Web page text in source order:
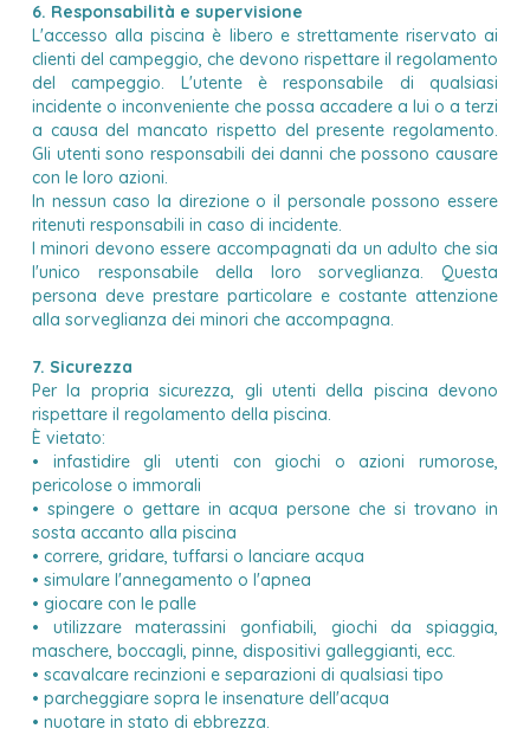
6. Responsabilità e supervisione
L'accesso alla piscina è libero e strettamente riservato ai
clienti del campeggio, che devono rispettare il regolamento
del campeggio. L'utente è responsabile di qualsiasi
incidente o inconveniente che possa accadere a lui o a terzi
a causa del mancato rispetto del presente regolamento.
Gli utenti sono responsabili dei danni che possono causare
con le loro azioni.
In nessun caso la direzione o il personale possono essere
ritenuti responsabili in caso di incidente.
I minori devono essere accompagnati da un adulto che sia
l'unico responsabile della loro sorveglianza. Questa
persona deve prestare particolare e costante attenzione
alla sorveglianza dei minori che accompagna.
7. Sicurezza
Per la propria sicurezza, gli utenti della piscina devono
rispettare il regolamento della piscina.
È vietato:
• infastidire gli utenti con giochi o azioni rumorose,
pericolose o immorali
• spingere o gettare in acqua persone che si trovano in
sosta accanto alla piscina
• correre, gridare, tuffarsi o lanciare acqua
• simulare l'annegamento o l'apnea
• giocare con le palle
• utilizzare materassini gonfiabili, giochi da spiaggia,
maschere, boccagli, pinne, dispositivi galleggianti, ecc.
• scavalcare recinzioni e separazioni di qualsiasi tipo
• parcheggiare sopra le insenature dell'acqua
• nuotare in stato di ebbrezza.